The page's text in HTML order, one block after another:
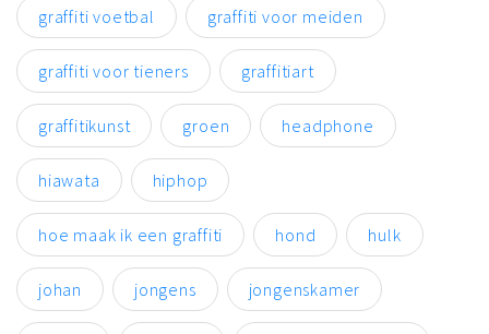
graffiti voetbal graffiti voor meiden
graffiti voor tieners graffitiart
graffitikunst groen headphone
hiawata hiphop
hoe maak ik een graffiti hond hulk
johan jongens jongenskamer